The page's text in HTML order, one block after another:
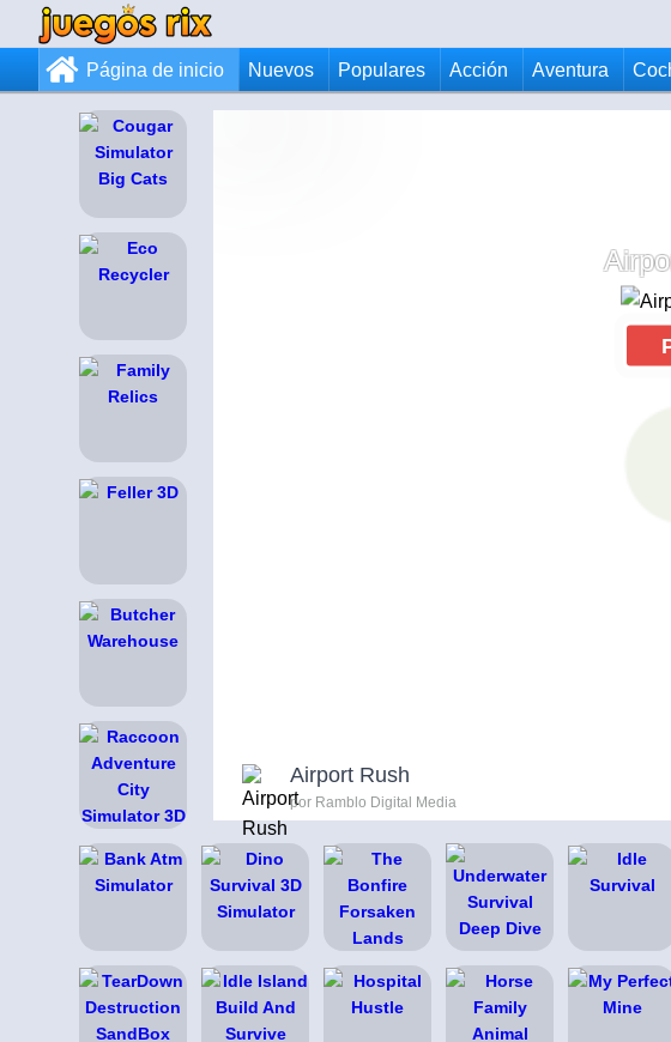
Página de inicio Nuevos Populares Acción Aventura
Airport Rush
por Ramblo Digital Media